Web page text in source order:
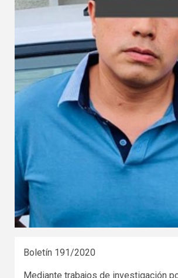
Boletín 191/2020
Mediante trabajos de investigación